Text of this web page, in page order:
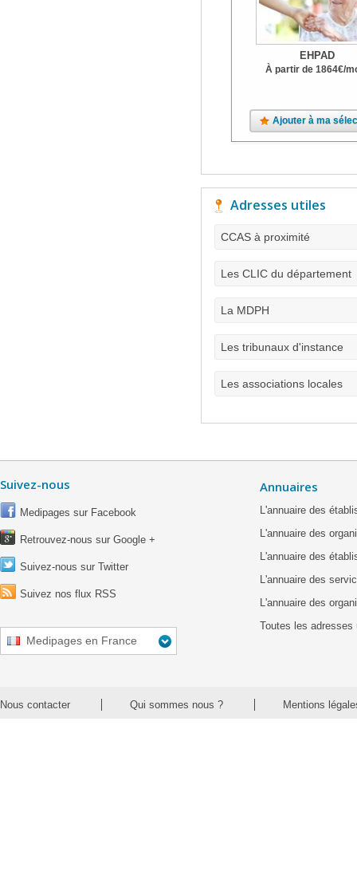
EHPAD
À partir de 1864€/
Ajouter à ma
Adresses utiles
CCAS à proximité
Les CLIC du département
La MDPH
Les tribunaux d'instance
Les associations locales
Suivez-nous
Medipages sur Facebook
Retrouvez-nous sur Google +
Suivez-nous sur Twitter
Suivez nos flux RSS
Medipages en France
Annuaires
L'annuaire des
L'annuaire des
L'annuaire des
L'annuaire des
L'annuaire des
Toutes les adresses
Nous contacter Qui sommes nous ? Mentions